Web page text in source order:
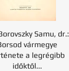
Samu, dr.:
vármegye
a legrégibb
időktől...